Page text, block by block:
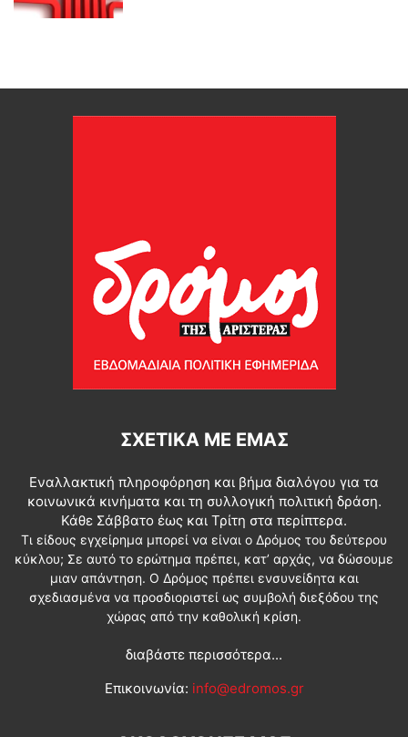
ΣΧΕΤΙΚΆ ΜΕ ΕΜΆΣ
Εναλλακτική πληροφόρηση και βήμα διαλόγου για τα
κοινωνικά κινήματα και τη συλλογική πολιτική δράση.
Κάθε Σάββατο έως και Τρίτη στα περίπτερα.
Τι είδους εγχείρημα μπορεί να είναι ο Δρόμος του δεύτερου
κύκλου; Σε αυτό το ερώτημα πρέπει, κατ’ αρχάς, να δώσουμε
μιαν απάντηση. Ο Δρόμος πρέπει ενσυνείδητα και
σχεδιασμένα να προσδιοριστεί ως συμβολή διεξόδου της
χώρας από την καθολική κρίση.
διαβάστε περισσότερα...
Επικοινωνία: info@edromos.gr